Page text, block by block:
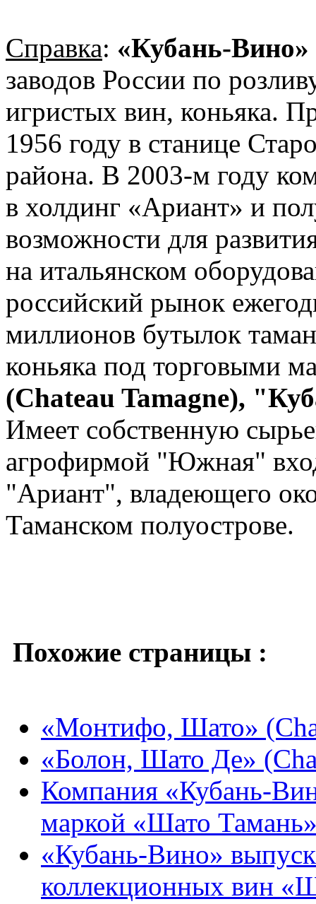
Справка: «Кубань-Вино»
заводов России по
игристых вин, коньяка.
1956 году в станице
района. В 2003-м году
в холдинг «Ариант» и
возможности для
на итальянском
российский рынок
миллионов бутылок
коньяка под торговыми
(Chateau Tamagne),
Имеет собственную
агрофирмой "Южная"
"Ариант", владеющего
Таманcком полуострове.
Похожие страницы :
«Монтифо, Шато»
«Болон, Шато Де»
Компания «Кубань-
маркой «Шато
«Кубань-Вино»
коллекционных вин